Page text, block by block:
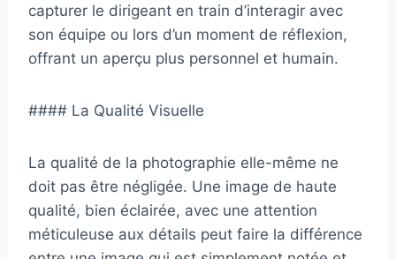
capturer le dirigeant en train d’interagir avec
son équipe ou lors d’un moment de réflexion,
offrant un aperçu plus personnel et humain.
#### La Qualité Visuelle
La qualité de la photographie elle-même ne
doit pas être négligée. Une image de haute
qualité, bien éclairée, avec une attention
méticuleuse aux détails peut faire la différence